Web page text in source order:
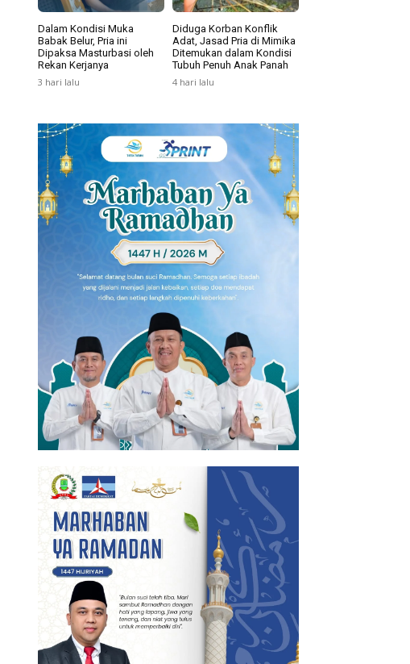
Dalam Kondisi Muka
Babak Belur, Pria ini
Dipaksa Masturbasi oleh
Rekan Kerjanya
3 hari lalu
Diduga Korban Konflik
Adat, Jasad Pria di Mimika
Ditemukan dalam Kondisi
Tubuh Penuh Anak Panah
4 hari lalu